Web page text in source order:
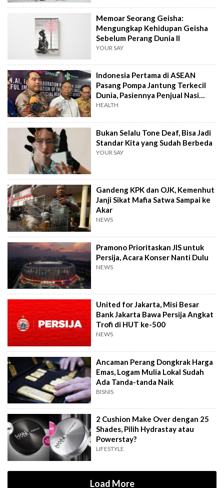
Memoar Seorang Geisha:
Mengungkap Kehidupan Geisha
Sebelum Perang Dunia II
YOUR SAY
Indonesia Pertama di ASEAN
Pasang Pompa Jantung Terkecil
Dunia, Pasiennya Penjual Nasi
Uduk
HEALTH
Bukan Selalu Tone Deaf, Bisa Jadi
Standar Kita yang Sudah Berbeda
YOUR SAY
Gandeng KPK dan OJK, Kemenhut
Janji Sikat Mafia Satwa Sampai ke
Akar
NEWS
Pramono Prioritaskan JIS untuk
Persija, Acara Konser Nanti Dulu
NEWS
United for Jakarta, Misi Besar
Bank Jakarta Bawa Persija Angkat
Trofi di HUT ke-500
NEWS
Ancaman Perang Dongkrak Harga
Emas, Logam Mulia Lokal Sudah
Ada Tanda-tanda Naik
BISNIS
2 Cushion Make Over dengan 25
Shades, Pilih Hydrastay atau
Powerstay?
LIFESTYLE
Load More